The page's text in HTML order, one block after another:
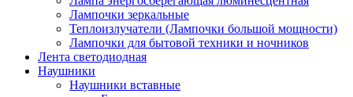
Лампочки зеркальные
Теплоизлучатели (Лампочки большой мощности)
Лампочки для бытовой техники и ночников
Лента светодиодная
Наушники
Наушники вставные